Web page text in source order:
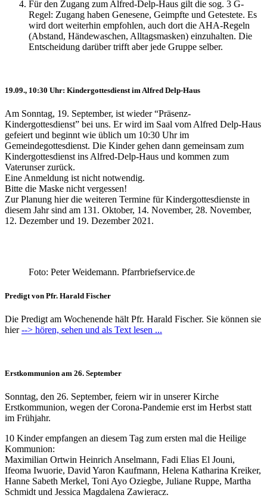
Für den Zugang zum Alfred-Delp-Haus gilt die sog. 3 G-
Regel: Zugang haben Genesene, Geimpfte und Getestete. Es
wird dort weiterhin empfohlen, auch dort die AHA-Regeln
(Abstand, Händewaschen, Alltagsmasken) einzuhalten. Die
Entscheidung darüber trifft aber jede Gruppe selber.
19.09., 10:30 Uhr: Kindergottesdienst im Alfred Delp-Haus
Am Sonntag, 19. September, ist wieder “Präsenz-
Kindergottesdienst” bei uns. Er wird im Saal vom Alfred Delp-Haus
gefeiert und beginnt wie üblich um 10:30 Uhr im
Gemeindegottesdienst. Die Kinder gehen dann gemeinsam zum
Kindergottesdienst ins Alfred-Delp-Haus und kommen zum
Vaterunser zurück.
Eine Anmeldung ist nicht notwendig.
Bitte die Maske nicht vergessen!
Zur Planung hier die weiteren Termine für Kindergottesdienste in
diesem Jahr sind am 131. Oktober, 14. November, 28. November,
12. Dezember und 19. Dezember 2021.
Foto: Peter Weidemann. Pfarrbriefservice.de
Predigt von Pfr. Harald Fischer
Die Predigt am Wochenende hält Pfr. Harald Fischer. Sie können sie
hier--> hören, sehen und als Text lesen ...
Erstkommunion am 26. September
Sonntag, den 26. September, feiern wir in unserer Kirche
Erstkommunion, wegen der Corona-Pandemie erst im Herbst statt
im Frühjahr.
10 Kinder empfangen an diesem Tag zum ersten mal die Heilige
Kommunion:
Maximilian Ortwin Heinrich Anselmann, Fadi Elias El Jouni,
Ifeoma Iwuorie, David Yaron Kaufmann, Helena Katharina Kreiker,
Hanne Sabeth Merkel, Toni Ayo Oziegbe, Juliane Ruppe, Martha
Schmidt und Jessica Magdalena Zawieracz.